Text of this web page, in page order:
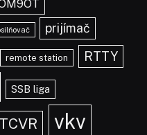
prijímač
remote station RTTY
SSB liga
TCVR vkv